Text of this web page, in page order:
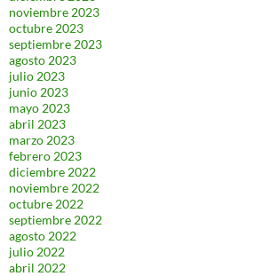
noviembre 2023
octubre 2023
septiembre 2023
agosto 2023
julio 2023
junio 2023
mayo 2023
abril 2023
marzo 2023
febrero 2023
diciembre 2022
noviembre 2022
octubre 2022
septiembre 2022
agosto 2022
julio 2022
abril 2022